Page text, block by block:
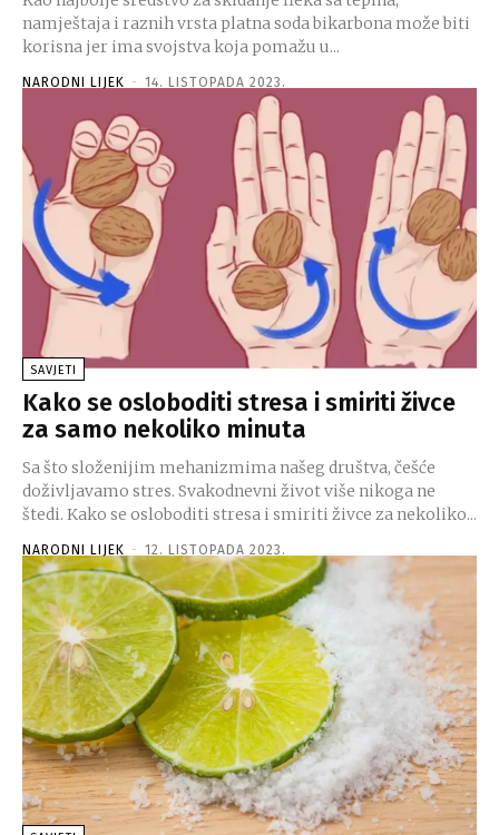
namještaja i raznih vrsta platna soda bikarbona može biti
korisna jer ima svojstva koja pomažu u...
NARODNI LIJEK - 14. LISTOPADA 2023.
SAVJETI
Kako se osloboditi stresa i smiriti živce
za samo nekoliko minuta
Sa što složenijim mehanizmima našeg društva, češće
doživljavamo stres. Svakodnevni život više nikoga ne
štedi. Kako se osloboditi stresa i smiriti živce za nekoliko...
NARODNI LIJEK - 12. LISTOPADA 2023.